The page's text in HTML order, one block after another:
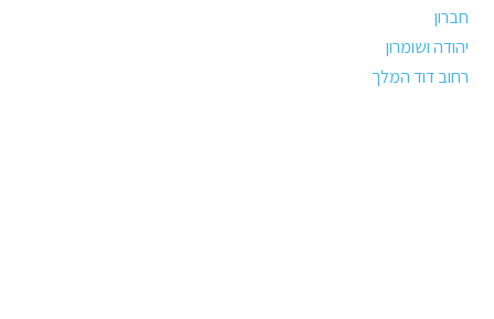
חברון
יהודה ושומרון
רחוב דוד המלך